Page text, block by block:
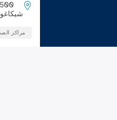
500 شرق شارع 51
شيكاغو،
مراكز